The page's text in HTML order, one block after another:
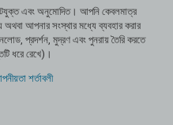
এবং অনুমোদিত। আপনি কেবলমাত্র
আপনার সংস্থার মধ্যে ব্যবহার করার
প্রদর্শন, মুদ্রণ এবং পুনরায় তৈরি করতে
ধরে রেখে)।
শর্তাবলী